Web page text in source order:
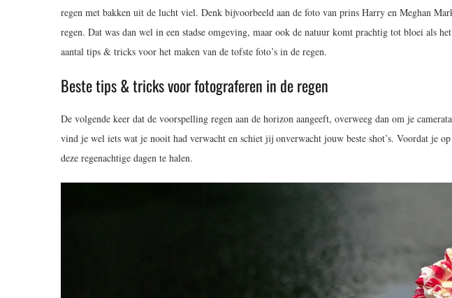
regen met bakken uit de lucht viel. Denk bijvoorbeeld aan de foto van prins Harry en Meghan
regen. Dat was dan wel in een stadse omgeving, maar ook de natuur komt prachtig tot bloei als
aantal tips & tricks voor het maken van de tofste foto’s in de regen.
Beste tips & tricks voor fotograferen in de regen
De volgende keer dat de voorspelling regen aan de horizon aangeeft, overweeg dan om je
vind je wel iets wat je nooit had verwacht en schiet jij onverwacht jouw beste shot’s. Voordat je
deze regenachtige dagen te halen.